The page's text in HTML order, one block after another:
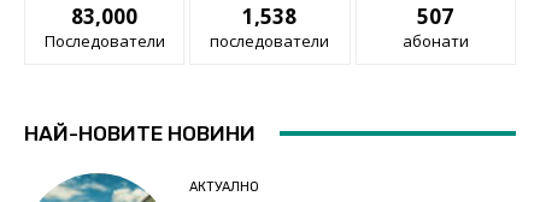
83,000
Последователи
1,538
последователи
507
абонати
НАЙ-НОВИТЕ НОВИНИ
АКТУАЛНО